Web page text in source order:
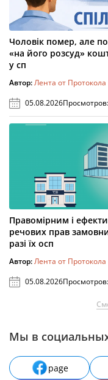
Чоловік помер, але
«на його розсуд»
у сп
Автор:Лента от Протокола
05.08.2026Просмотров:
Правомірним і
речових прав
разі їх осп
Автор:Лента от Протокола
05.08.2026Просмотров:
Мы в социальных
page